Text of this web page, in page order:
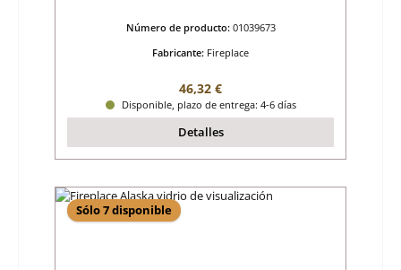
Número de producto: 01039673
Fabricante: Fireplace
Precio normal:
46,32 €
Disponible, plazo de entrega: 4-6 días
Detalles
Sólo 7 disponible